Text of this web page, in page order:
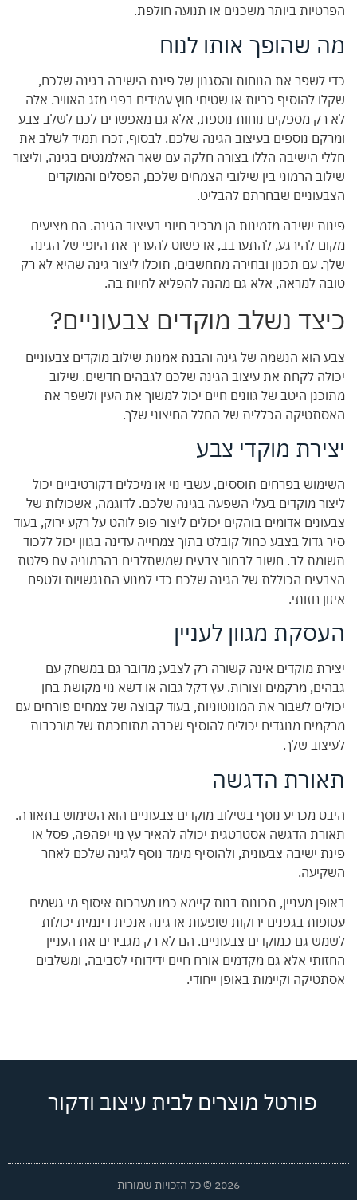
הפרטיות ביותר משכנים או תנועה חולפת.
מה שהופך אותו לנוח
כדי לשפר את הנוחות והסגנון של פינת הישיבה בגינה שלכם,
שקלו להוסיף כריות או שטיחי חוץ עמידים בפני מזג האוויר. אלה
לא רק מספקים נוחות נוספת, אלא גם מאפשרים לכם לשלב צבע
ומרקם נוספים בעיצוב הגינה שלכם. לבסוף, זכרו תמיד לשלב את
חללי הישיבה הללו בצורה חלקה עם שאר האלמנטים בגינה, וליצור
שילוב הרמוני בין שילובי הצמחים שלכם, הפסלים והמוקדים
הצבעוניים שבחרתם להבליט.
פינות ישיבה מזמינות הן מרכיב חיוני בעיצוב הגינה. הם מציעים
מקום להירגע, להתערבב, או פשוט להעריך את היופי של הגינה
שלך. עם תכנון ובחירה מתחשבים, תוכלו ליצור גינה שהיא לא רק
טובה למראה, אלא גם מהנה להפליא לחיות בה.
כיצד נשלב מוקדים צבעוניים?
צבע הוא הנשמה של גינה והבנת אמנות שילוב מוקדים צבעוניים
יכולה לקחת את עיצוב הגינה שלכם לגבהים חדשים. שילוב
מתוכנן היטב של גוונים חיים יכול למשוך את העין ולשפר את
האסתטיקה הכללית של החלל החיצוני שלך.
יצירת מוקדי צבע
השימוש בפרחים תוססים, עשבי נוי או מיכלים דקורטיביים יכול
ליצור מוקדים בעלי השפעה בגינה שלכם. לדוגמה, אשכולות של
צבעונים אדומים בוהקים יכולים ליצור פופ לוהט על רקע ירוק, בעוד
סיר גדול בצבע כחול קובלט בתוך צמחייה עדינה בגוון יכול ללכוד
תשומת לב. חשוב לבחור צבעים שמשתלבים בהרמוניה עם פלטת
הצבעים הכוללת של הגינה שלכם כדי למנוע התנגשויות ולטפח
איזון חזותי.
העסקת מגוון לעניין
יצירת מוקדים אינה קשורה רק לצבע; מדובר גם במשחק עם
גבהים, מרקמים וצורות. עץ דקל גבוה או דשא נוי מקושת בחן
יכולים לשבור את המונוטוניות, בעוד קבוצה של צמחים פורחים עם
מרקמים מנוגדים יכולים להוסיף שכבה מתוחכמת של מורכבות
לעיצוב שלך.
תאורת הדגשה
היבט מכריע נוסף בשילוב מוקדים צבעוניים הוא השימוש בתאורה.
תאורת הדגשה אסטרטגית יכולה להאיר עץ נוי יפהפה, פסל או
פינת ישיבה צבעונית, ולהוסיף מימד נוסף לגינה שלכם לאחר
השקיעה.
באופן מעניין, תכונות בנות קיימא כמו מערכות איסוף מי גשמים
עטופות בגפנים ירוקות שופעות או גינה אנכית דינמית יכולות
לשמש גם כמוקדים צבעוניים. הם לא רק מגבירים את העניין
החזותי אלא גם מקדמים אורח חיים ידידותי לסביבה, ומשלבים
אסתטיקה וקיימות באופן ייחודי.
פורטל מוצרים לבית עיצוב ודקור
2026 © כל הזכויות שמורות